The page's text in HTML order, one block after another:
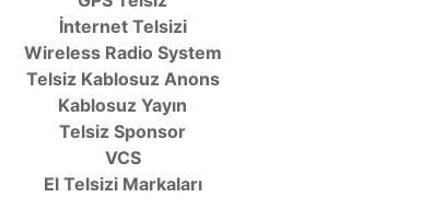
İnternet Telsizi
Wireless Radio System
Telsiz Kablosuz Anons
Kablosuz Yayın
Telsiz Sponsor
VCS
El Telsizi Markaları